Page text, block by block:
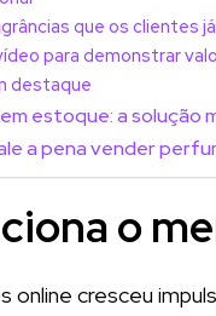
que os clientes
para demonstrar
destaque
estoque: a solução
a pena vender
o
online cresceu